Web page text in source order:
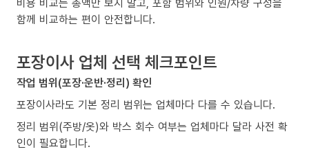
함께 비교하는 편이 안전합니다.
포장이사 업체 선택 체크포인트
작업 범위(포장·운반·정리) 확인
포장이사라도 기본 정리 범위는 업체마다 다를 수 있습니다.
정리 범위(주방/옷)와 박스 회수 여부는 업체마다 달라 사전 확
인이 필요합니다.